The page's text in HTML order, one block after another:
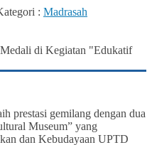
: Madrasah
prestasi gemilang dengan dua
Museum” yang
dan Kebudayaan UPTD